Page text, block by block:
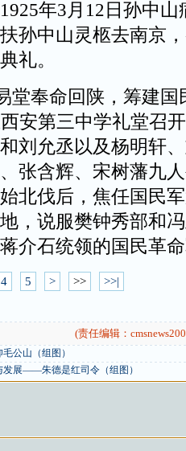
年3月12日孙中
孙中山灵柩去南京
礼。
堂奉命回陕，筹建国
安第三中学礼堂召
刘允丞以及杨明轩
张含辉、宋树藩九
北伐后，焦任国民
，说服樊钟秀部和
介石统领的国民革
4 5 > >> >>|
(责任编辑：
公山（组图）
发展——朱德是红司令（组图）